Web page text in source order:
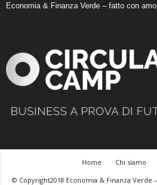
Economia & Finanza Verde – fatto con
Home Chi siamo
© Copyright2018 Economia & Finanza Verde